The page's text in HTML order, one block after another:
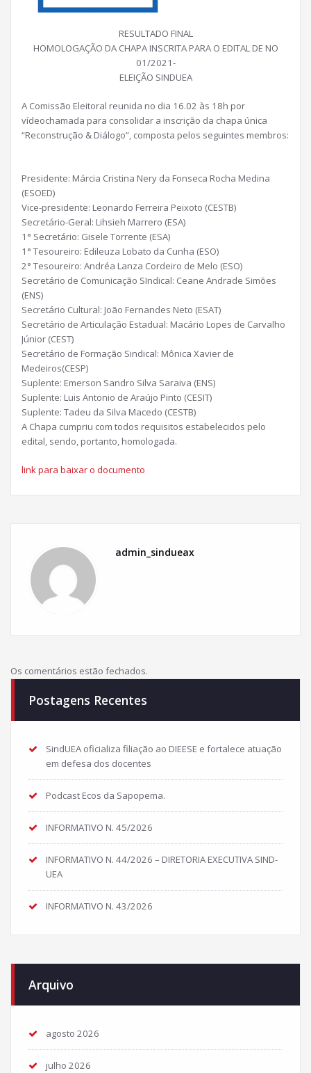
RESULTADO FINAL
HOMOLOGAÇÃO DA CHAPA INSCRITA PARA O EDITAL DE NO
01/2021-
ELEIÇÃO SINDUEA
A Comissão Eleitoral reunida no dia 16.02 às 18h por
vídeochamada para consolidar a inscrição da chapa única
“Reconstrução & Diálogo”, composta pelos seguintes membros:
Presidente: Márcia Cristina Nery da Fonseca Rocha Medina
(ESOED)
Vice-presidente: Leonardo Ferreira Peixoto (CESTB)
Secretário-Geral: Lihsieh Marrero (ESA)
1° Secretário: Gisele Torrente (ESA)
1° Tesoureiro: Edileuza Lobato da Cunha (ESO)
2° Tesoureiro: Andréa Lanza Cordeiro de Melo (ESO)
Secretário de Comunicação SIndical: Ceane Andrade Simões
(ENS)
Secretário Cultural: João Fernandes Neto (ESAT)
Secretário de Articulação Estadual: Macário Lopes de Carvalho
Júnior (CEST)
Secretário de Formação Sindical: Mônica Xavier de
Medeiros(CESP)
Suplente: Emerson Sandro Silva Saraiva (ENS)
Suplente: Luis Antonio de Araújo Pinto (CESIT)
Suplente: Tadeu da Silva Macedo (CESTB)
A Chapa cumpriu com todos requisitos estabelecidos pelo
edital, sendo, portanto, homologada.
link para baixar o documento
admin_sindueax
Os comentários estão fechados.
Postagens Recentes
SindUEA oficializa filiação ao DIEESE e fortalece atuação
em defesa dos docentes
Podcast Ecos da Sapopema.
INFORMATIVO N. 45/2026
INFORMATIVO N. 44/2026 – DIRETORIA EXECUTIVA SIND-
UEA
INFORMATIVO N. 43/2026
Arquivo
agosto 2026
julho 2026